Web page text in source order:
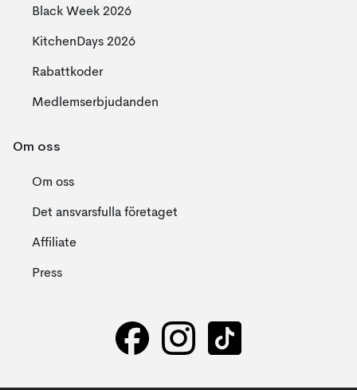
Black Week 2026
KitchenDays 2026
Rabattkoder
Medlemserbjudanden
Om oss
Om oss
Det ansvarsfulla företaget
Affiliate
Press